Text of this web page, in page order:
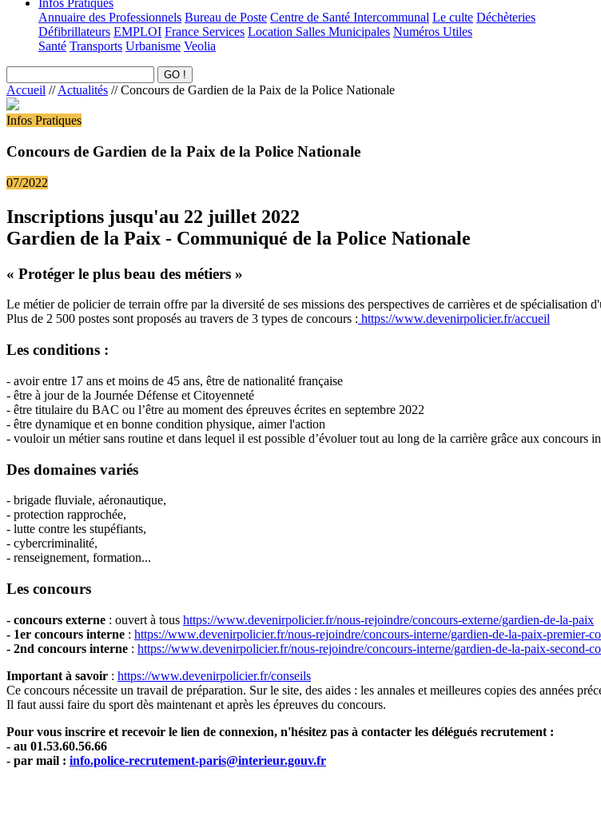
Infos Pratiques
Annuaire des Professionnels Bureau de Poste Centre de Santé Intercommunal Le culte Déchèteries
Défibrillateurs EMPLOI France Services Location Salles Municipales Numéros Utiles
Santé Transports Urbanisme Veolia
Accueil //Actualités // Concours de Gardien de la Paix de la Police Nationale
Infos Pratiques
Concours de Gardien de la Paix de la Police Nationale
07/2022
Inscriptions jusqu'au 22 juillet 2022
Gardien de la Paix - Communiqué de la Police Nationale
« Protéger le plus beau des métiers »
Le métier de policier de terrain offre par la diversité de ses missions des perspectives de carrières et de spécialisation
Plus de 2 500 postes sont proposés au travers de 3 types de concours : https://www.devenirpolicier.fr/accueil
Les conditions :
- avoir entre 17 ans et moins de 45 ans, être de nationalité française
- être à jour de la Journée Défense et Citoyenneté
- être titulaire du BAC ou l’être au moment des épreuves écrites en septembre 2022
- être dynamique et en bonne condition physique, aimer l'action
- vouloir un métier sans routine et dans lequel il est possible d’évoluer tout au long de la carrière grâce aux
Des domaines variés
- brigade fluviale, aéronautique,
- protection rapprochée,
- lutte contre les stupéfiants,
- cybercriminalité,
- renseignement, formation...
Les concours
- concours externe : ouvert à tous https://www.devenirpolicier.fr/nous-rejoindre/concours-externe/gardien-de-la-paix
- 1er concours interne : https://www.devenirpolicier.fr/nous-rejoindre/concours-interne/gardien-de-la-paix-premier-
- 2nd concours interne : https://www.devenirpolicier.fr/nous-rejoindre/concours-interne/gardien-de-la-paix-second-
Important à savoir : https://www.devenirpolicier.fr/conseils
Ce concours nécessite un travail de préparation. Sur le site, des aides : les annales et meilleures copies des années
Il faut aussi faire du sport dès maintenant et après les épreuves du concours.
Pour vous inscrire et recevoir le lien de connexion, n'hésitez pas à contacter les délégués recrutement :
- au 01.53.60.56.66
- par mail : info.police-recrutement-paris@interieur.gouv.fr